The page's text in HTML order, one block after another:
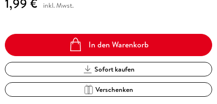
inkl. Mwst.
In den Warenkorb
Sofort kaufen
Verschenken